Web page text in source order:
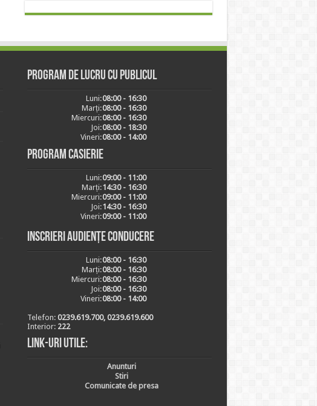
Program de lucru cu publicul
Luni:08:00 - 16:30
Marți:08:00 - 16:30
Miercuri:08:00 - 16:30
Joi:08:00 - 18:30
Vineri:08:00 - 14:00
Program casierie
Luni:09:00 - 11:00
Marți:14:30 - 16:30
Miercuri:09:00 - 11:00
Joi:14:30 - 16:30
Vineri:09:00 - 11:00
Inscrieri audiențe conducere
Luni:08:00 - 16:30
Marți:08:00 - 16:30
Miercuri:08:00 - 16:30
Joi:08:00 - 16:30
Vineri:08:00 - 14:00
Telefon: 0239.619.700, 0239.619.600
Interior: 222
Link-uri utile:
Anunturi
Stiri
Comunicate de presa